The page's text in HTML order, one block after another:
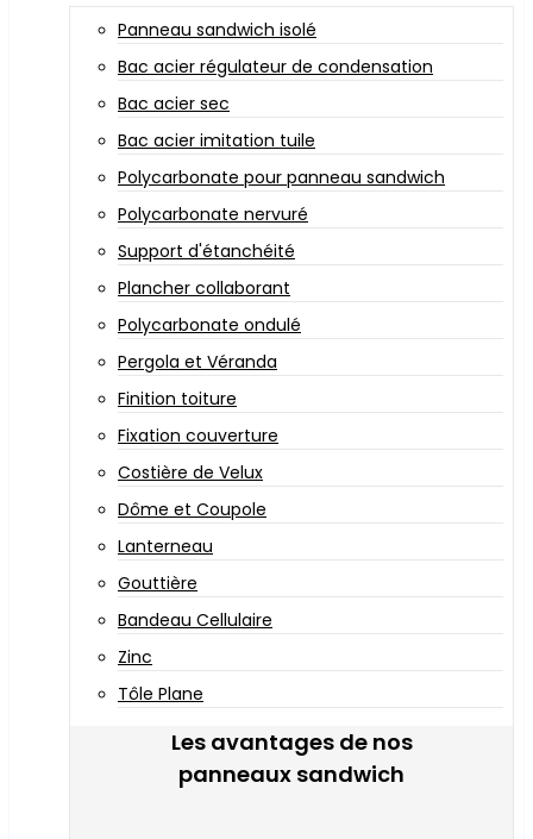
Panneau sandwich isolé
Bac acier régulateur de condensation
Bac acier sec
Bac acier imitation tuile
Polycarbonate pour panneau sandwich
Polycarbonate nervuré
Support d'étanchéité
Plancher collaborant
Polycarbonate ondulé
Pergola et Véranda
Finition toiture
Fixation couverture
Costière de Velux
Dôme et Coupole
Lanterneau
Gouttière
Bandeau Cellulaire
Zinc
Tôle Plane
Les avantages de nos
panneaux sandwich